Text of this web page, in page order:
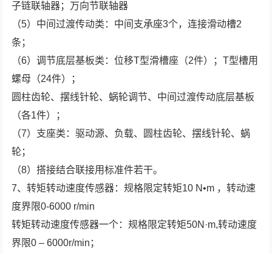
子链联轴器；万向节联轴器
（5）中间过渡传动类：中间支承座3个，连接滑动槽2
条；
（6）调节底层基板类：位移T型滑槽座（2件）；T型槽用
螺母（24件）；
圆柱齿轮、摆线针轮、蜗轮调节、中间过渡传动底层基板
（各1件）；
（7）支座类：驱动源、负载、圆柱齿轮、摆线针轮、蜗
轮；
（8）搭接结合联接用标准件若干。
7、转矩转动速度传感器：规格限定转矩10 N•m ，转动速
度界限0-6000 r/min
转矩转动速度传感器一个：规格限定转矩50N·m,转动速度
界限0 – 6000r/min；